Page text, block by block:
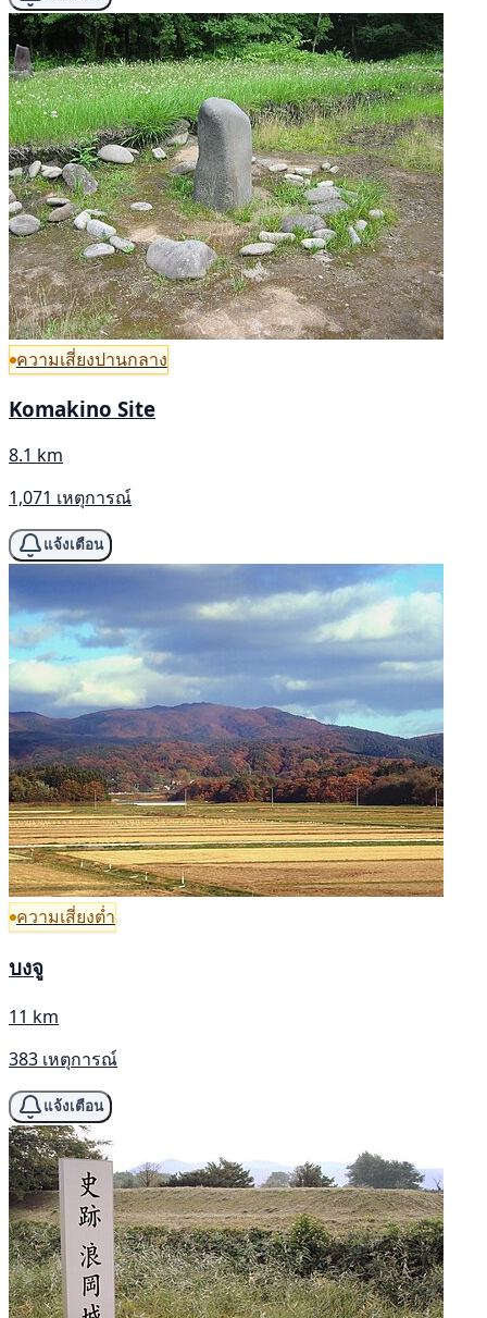
ความเสี่ยงปานกลาง
Komakino Site
8.1 km
1,071 เหตุการณ์
แจ้งเตือน
ความเสี่ยงต่ำ
บงจู
11 km
383 เหตุการณ์
แจ้งเตือน